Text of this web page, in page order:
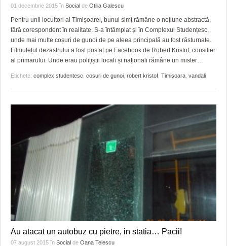
01 decembrie 2015 în Social de Otilia Galescu
Pentru unii locuitori ai Timișoarei, bunul simț rămâne o noțiune abstractă,
fără corespondent în realitate. S-a întâmplat și în Complexul Studențesc,
unde mai multe coșuri de gunoi de pe aleea principală au fost răsturnate.
Filmulețul dezastrului a fost postat pe Facebook de Robert Kristof, consilier
al primarului. Unde erau polițiștii locali și naționali rămâne un mister…
Etichete: complex studentesc cosuri de gunoi robert kristof Timişoara vandali
Au atacat un autobuz cu pietre, in statia… Pacii!
07 august 2015 în Social de Oana Telescu